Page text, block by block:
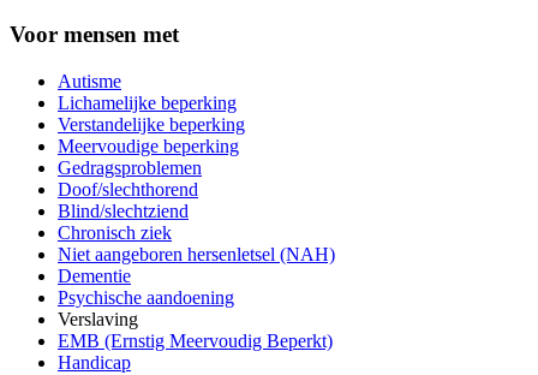
Voor mensen met
Autisme
Lichamelijke beperking
Verstandelijke beperking
Meervoudige beperking
Gedragsproblemen
Doof/slechthorend
Blind/slechtziend
Chronisch ziek
Niet aangeboren hersenletsel (NAH)
Dementie
Psychische aandoening
Verslaving
EMB (Ernstig Meervoudig Beperkt)
Handicap